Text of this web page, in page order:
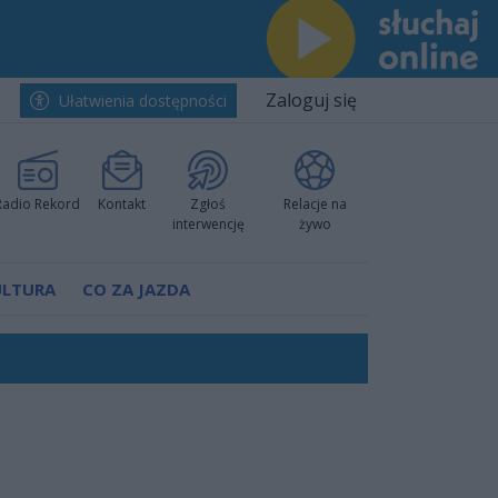
Ułatwienia dostępności Zaloguj się
Rekord Kontakt
Zgłoś
interwencję
Relacje na
żywo
CO ZA JAZDA